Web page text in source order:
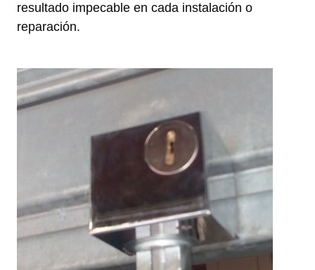
resultado impecable en cada instalación o
reparación.